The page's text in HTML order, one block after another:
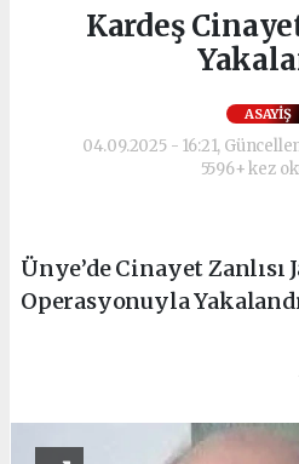
Kardeş
ASAYIŞ
04.09.2025 - 16:21,
5596+ kez
Ünye’de Cinayet Zanlısı
Operasyonuyla